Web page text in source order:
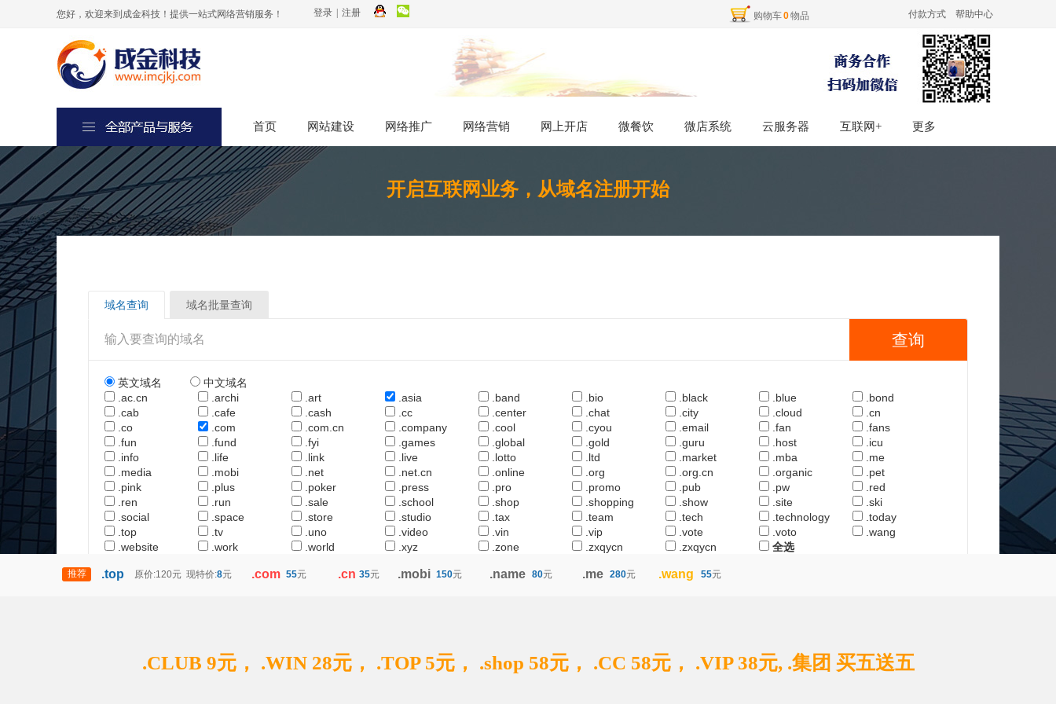
付款方式 帮助中心
您好，欢迎来到成金科技！提供一站式网络营销服务！ 购物车0物品
登录 注册
首页 网站建设 网络推广 网络营销 网上开店 微餐饮 微店系统 云服务器 互联网+ 更多
首页 网站建设 网络推广 网络营销 网上开店 微餐饮 微店系统 云服务器 互联网+ 更多
域名查询 域名批量查询
查询
英文域名
中文域名
.ac.cn
.archi .art .asia .band .bio .black .blue
.bond
.cab
.cafe .cash .cc .center .chat .city .cloud
.cn
.co
.com .com.cn .company .cool .cyou .email .fan
.fans
.fun
.fund .fyi .games .global .gold .guru .host
.icu
.info
.life .link .live .lotto .ltd .market .mba
.me
.media
.mobi .net .net.cn .online .org .org.cn .organic
.pet
.pink
.plus .poker .press .pro .promo .pub .pw
.red
.ren
.run .sale .school .shop .shopping .show .site
.ski
.social
.space .store .studio .tax .team .tech .technology
.today
.top
.tv .uno .video .vin .vip .vote .voto
.wang
.website
.work .world .xyz .zone .zxqycn .zxqycn 全选
开启互联网业务，从域名注册开始
推荐 .top 原价:120元 现特价:8元 .com 55元 .cn .mobi .name .me .wang
35元 150元 80元 280元 55元
.CLUB 9元， .WIN 28元， .TOP 5元， .shop 58元， .CC 58元， .VIP 38元, .集团 买五送五